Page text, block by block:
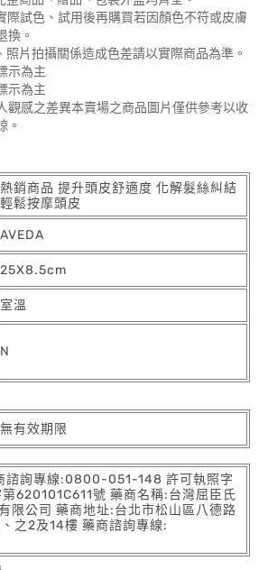
際試色、試用後再購買若因顏色不符或皮膚
換。
片拍攝關係造成色差請以實際商品為準。
示為主
示為主
觀感之差異本賣場之商品圖片僅供參考以收
。
熱銷商品 提升頭皮舒適度 化解髮絲糾結
輕鬆按摩頭皮
AVEDA
25X8.5cm
室溫
N
無有效期限
諮詢專線:0800-051-148 許可執照字
620101C611號 藥商名稱:台灣屈臣氏
限公司 藥商地址:台北市松山區八德路
之2及14樓 藥商諮詢專線: